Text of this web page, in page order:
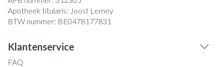
Apotheek titularis: Joost Lemey
BTW nummer: BE0478177831
Klantenservice
FAQ